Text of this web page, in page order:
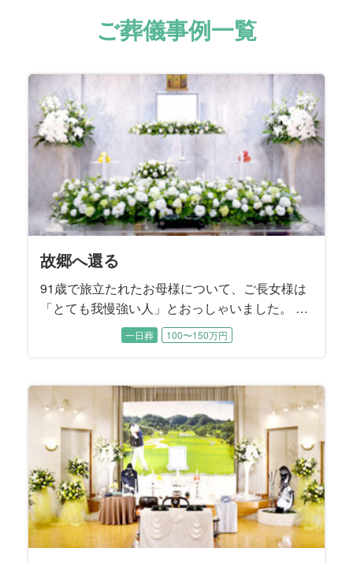
ご葬儀事例一覧
故郷へ還る
91歳で旅立たれたお母様について、ご長女様は
「とても我慢強い人」とおっしゃいました。 夫
のため、子供のために労をいとわず家庭を守
り、自分のことに時間を使っているのを見たこ
想い入れが深かったという故人様へ、お式では
故郷の趣きをお届けしたいと考えました。
一日葬 100〜150万円
天国からのエール
93歳の晩年まで元気にお過ごしだった故人様。 ご逝
去される2日前にお子様方がお見舞いに行かれて、そ
れを待ってからお旅立ちになりました。 故人様のご
自宅で行われたお打ち合わせには、ご長男様、ご次
どのようにお見送りするかご兄弟で話し合われまし
た。
一日葬 100〜150万円
我が家の太陽
94歳で旅立たれた故人様。奇しくも15年前に他界さ
れたご主人様のお誕生日でした。 とにかく明るいご
性格だったという故人様は、ご家族にとって太陽の
ような存在。 ご家庭でもご近所でも故人様を慕って
面倒見の良さは変わることなく、故人様のまわりは
いつも笑顔と笑い声に満ちていたそうです。
一日葬 100〜150万円
家族の想いを一つに
お酒をこよなく愛した故人様。 大好物のお寿司をつ
まみながら、ハイボールで晩酌されるのが楽しみで
した。 そのお酒を入院中は一切口にできなかった故
人様のために、ご家族は最後に好きなお酒をいっぱ
様とお孫様たちご家族が想いを一つにして、お父様
と別杯を酌み交わします。
一日葬 50〜100万円
頑張ったね
誕生日を迎える直前に若くして急逝された故人様。
穏やかな優しい性格は誰からも愛されていました。
喪主を務めるお母様は、今年4月にご主人様を亡くさ
れたばかり。 長年一緒に暮らしてきた大切なご家族
です。
一日葬 150〜200万円
我が家のホームグラウンド
7年間の闘病の末に75歳で旅立たれた故人様。ご入院
する以前は草野球チームや会社のＯＢ会などに積極
的にご参加されて、仲間の皆さんとの交流を楽しま
れていたそうです。 ご趣味は野球。 ご自分がプレー
ったいうことです。 3人のお子様たちが小さかった
頃、故人様とキャッチボールした思い出をお話くだ
さいました。
一日葬 100〜150万円
旅の数だけある想い
大手百貨店のお仕事を長年勤め上げられた故人様。
お嬢様たちが独立された後は、奥様とご一緒に数え
切れないほどご旅行されたそうです。 写真がご趣味
だった故人様。 旅先ではご夫婦の思い出のポートレ
てご鑑賞されていました。
家族葬 200万円以上〜
笑顔を再び
84歳で旅立たれた故人様は大正琴の師範。 流行歌か
ら邦楽まで多彩な楽曲を演奏して楽しまれていたそ
うです。 3年前にご主人様のお別れをお手伝いさせて
いただいたご縁でご依頼をいただきました。 施主を
で、母はいくつになっても父のことを“ちゃん付け”で
呼んでいました」と教えて下さいました。
家族葬 150〜200万円
私らしさ
若い頃から都会的で社交性にあふれていた故人様。
ご主人様とは銀座の社交ダンスホールで出逢いご結
婚されました。 お元気だった頃はお洒落をしてご長
女様と一緒に都内のホテルを巡り、ランチやティー
一日葬 100〜150万円
泣き笑いのファンファーレ
ご近所で有名なカミナリ親父として知られていた故
人様。短気であっても曲がったことや弱い者いじめ
が大嫌いな実直なご性格でした。 大の競馬ファンで
あった故人様は、レース予想が的中したときは家族
れていたそうです。
一般葬 200万円以上〜
兄弟の絆
故人様は3人兄弟のご次男、57歳という若さで旅立た
れました。 お式の打ち合わせには喪主を務めるご長
男様と三男様もご同席いただきました。 ご兄弟の絆
はとても強く、コロナ過で病院の面会できなかった
を伺いました。
一日葬 100〜150万円
貴女のために
88歳で旅立たれた故人様。 ご長女様の障害をきっか
けに、障害のある方たちの居場所をつくるために人
生の大半を費やし、ご自身のことを顧みることはな
かったそうです。 だからこそご家族は、一人でも多
ことのできる、ゆっくりとしたお別れの時間をご希
望になりました。
一般葬 200万円以上〜
グレートマザー
書家として数々の作品を発表し、国内はもとより広
く海外でも感動的な書道パフォーマンスを披露され
てきた故人様。 その功績は日本で活躍する美術家を
収録した『美術家名鑑』にも掲載されました。 喪主
道とつくものを鍛錬してきた努力家でした」とお話
くださいました。
一日葬 100〜150万円
サクセスストーリー
ご主人様と夫婦二人三脚で貴金属アクセサリーの装
飾業を50年間に渡って営んでこられた故人様。ご夫
婦仲がとても良くて、職場でも家庭でも四六時中ご
一緒に過ごされたそうです。 その最愛のご主人様は
調を深慮して、ご主人様がお亡くなりになったこと
を最期までお伝えしなかったそうです。 ご長男様
は、「天国で父と再会したら、きっと母は驚くでし
ょうね」と仰いました。
一日葬 150〜200万円
深い情で繋がっている
91歳で旅立たれた故人様は、京都生まれの京都育ち
という生粋の京女。 古き良き文化を守ってきた京都
のお寿司屋さんに嫁ぎ、女将として京都一筋で生き
てこられたそうです。 仕事に熱心でしっかり者だっ
た母をしっかり送ってあげたい」とご長女様はおっ
しゃいました。
家族葬 200万円以上〜
不器用な愛
82歳で旅立たれた故人様は終活ノートを遺されてい
ました。 ご葬儀のお打ち合わせは、喪主を務める奥
様と『むすびすクラブ』にご入会いただいているご
長女様が終活ノートのご遺志に沿ったかたちで進め
トには、ご家族も知らなかった故人様の想いやこだ
わりが記載されていました。
一日葬 50〜100万円
大いなる生涯
百寿を超える102歳という長く尊い生涯に幕を閉じら
れた故人様。 喪主を務めるご長男様をはじめとする
三人のお子様たちは、激動の時代を生き抜いてこら
れたお母様を、お身内のみで穏やかに送り出してあ
一日葬 150〜200万円
おはようの景色
毎朝、ご自宅のベランダから荒川の風景を眺めるの
がお好きだったという奥様。喪主を務めるご主人様
も奥様と一緒に四季折々の草花を眺めていらしたそ
うです。 お子様のいないご夫婦にとって植物は子供
育てるが難しい植物であっても、丹精込めて世話す
ることで美しい花を咲かせました。
一日葬 100〜150万円
もう一度あの時へ
故人様のご趣味はバレーボール。地元のママさんバ
レーボールクラブに所属し、20年近くバレーボール
に打ち込んでいらっしゃいました。 練習や試合を通
じて世代を超えたご友人も多く、お元気だった頃に
たそうです。
一日葬 150〜200万円
夜明けの花
故人様は10年間の闘病の末に66歳で旅立たれまし
た。 多趣味で活動的、好奇心旺盛な故人様は、病臥
する以前は梨づくりも手がけられていたそうです。
ご長男様は、「搬送で病院を出発した朝方、綺麗な
るい世界に父は往くのだと思いました」とおっしゃ
いました。
一日葬 150〜200万円
魂に刻む母の姿
この度お手伝いさせていただいたのは、大正、昭
和、平成、令和の時代を体験して99歳でお旅立にな
った故人様です。 一世紀近くをご家族のために懸命
に生き抜いてこられた御曾祖母様を送るために、お
一日葬 100〜150万円
故郷団欒
転勤の多いお仕事をされていた故人様。 それでも単
身赴任という形は決してとらず、常に家族一緒とい
うスタイルをつらぬかれたそうです。 ご趣味の釣り
でよく出かけられたスポットは、故人様の故郷でも
ックに家族の時間を過ごしていただくご葬儀を提案
させていただきました。
家族葬 100〜150万円
「Last Stage」から愛を込めて
ミュージシャンとして国内外で活動された故人様。
いくつものバンドに所属して、ロックやJazzなど幅
広いジャンルで抜群のギターテクニックを披露して
きました。 この度はそんな輝く姿をもう一度感じて
一般葬 100〜150万円
思い出よ『涙そうそう』
ほんの1ヵ月前までお元気に過ごされていた故人様。
ご本人もご家族も予期せぬご逝去でした。 経営者と
して人生を謳歌された故人様は、野球、麻雀、スキ
ー、ゴルフ、旅行など若かりし頃から好奇心旺盛で
一日葬 200万円以上〜
My father’s Style
建築士として長年働き続けてきた故人様。 お酒も煙
草もギャンブルも嗜まれなかった故人様のご趣味は
クルマ。 スバル360にはじまり、ブルーバード、ハ
コスカ、ケンメリのスカイライン、フェアレディZ、
を乗り継いでこられたカーマニアでした。
一日葬 100〜150万円
魂の還る場所
ご病気で急逝された故人様。 ご家族様の悲しみはと
ても深いご様子でした。 この度は故人様が魂となっ
た後、還られる場所はどこか。 ご家族様と一緒に考
え、その場所へ向かえるようなご葬儀となるように
家族葬 100〜150万円
愛と華
社交的で明るいお人柄で誰からも愛された故人様。
趣味は社交ダンス、足を悪くされてから始めた水泳
もみるみる上達されたそうです。 晩年、よくお聴き
になっていた音楽は演歌……ではなく、ソウル界の
ク・サウンドでした。
一日葬 50〜100万円
花と旅、母と妻
故人様のご趣味は旅行と草花。ご夫婦で日本全国を
めぐり、中でも京都には何度も訪れて四季折々の景
色を楽しまれたそうです。 自宅のお庭の手入れを欠
かさず、ご長男様からプレゼントされたクレマチス
家族葬 100〜150万円
最愛のご主人のもとへ
90歳で旅立たれた故人様。 8年前にご主人様のお別
れをお手伝いさせていただいたご縁で、この度もむ
すびすにご依頼をいただきました。 お母様とお父様
はお子様方から見ても仲の良いご夫婦だったそうで
ご姉弟様はそう望まれました。
家族葬 50〜100万円
旅立ちにカトレアを添えて
ご自宅でのガーデニングがご趣味だった故人様。 シ
ンプルながらも思いの詰まったご葬儀になるようお
手伝いさせていただきました。
一日葬 50〜100万円
帰郷
78歳で旅立たれた故人様の生まれ故郷は北海道美瑛
町。大雪山連峰をのぞむ雄大で緑豊かな地として知
られる美瑛町は、多くの日本映画のロケ地にもなっ
ています。 お母様を亡くされたご姉妹は、「もう一
っしゃいました。
一日葬 100〜150万円
母の生き方は変わらずに
お母様は快活で美意識の高い方でした。 入院中もし
っかりメイクされて、すっぴんを見せることはほぼ
無かったそうです。 ご葬儀の打ち合わせから当日の
運営、ご葬儀後の諸手続きは三人のお嬢様が話し合
一日葬 50〜100万円
わが生涯に悔いなし
故人様は奥様とご結婚された当時から、「会社を55
歳で辞めて後の人生は楽しく暮らす」とおっしゃっ
ていたそうです。 その言葉どおり大手精密機器メー
カーを55歳で早期退職されてから82歳でご逝去され
たって交流し、楽しく充実した日々を過ごされまし
た。
一日葬 50〜100万円
一に気遣い 二に気遣い
晩年、人生のほとんどを過ごされた関西を離れ、東
京のご長女様のご家族と一緒にお暮しになられた故
人様。 祭壇を飾るメモリアルスクリーンには、しっ
かりと送り出してあげたいというご家族様の想いを
お写真を中心に、お人柄の偲ばれるスナップを散り
ばめました。
一日葬 50〜100万円
楽しんだ時間は限りなく
施設でご逝去された故人様。 ご家族とは最近、コロ
ナ禍でお会いできていませんでしたが、ご家族との
お時間を一番に大切に過ごされてきた方でした。 こ
の度はご家族で楽しまれたお時間を振り返るご葬儀
一日葬 100〜150万円
見つめる先にある想い
むすびすでご両親のご葬儀をお手伝いさせていただ
いたご縁のある故人様。 あまりにも突然のご逝去で
した。 喪主は一人息子のご長男様、施主は奥様が務
められました。また、故人様のお姉様もリモートで
ーをして下さいました。
一般葬 150〜200万円
I will tell you what
最愛の奥様を亡くされたご主人様の悲しみは深く、
お打ち合わせの席でもご葬儀と向き合うことが本当
におつらいご様子でした。 そんなご主人様から奥様
への強い想いが垣間見えたのは、「家族だけの葬儀
家族葬 100〜150万円
絆のカタチ
ご逝去の前日に70歳のお誕生日を迎えられた故人
様。の宝物はご家族でした。 総合流通グループにお
勤めでいらした喪主様は転勤も多く、故人様はご家
族そろって全国をめぐりました。 ３人のお孫様にも
ご家族が一番の宝物でした。
一日葬 100〜150万円
桜の季節に
大好きな桜の開花を前に83歳で旅立たれた故人様。
そのことで逆に「桜の時期を迎えるたび、きっと母
のことを思い出すでしょう」とお二人の娘様はおっ
しゃいました。桜の季節を迎えるたびに、大好きな
した。
一日葬 100〜150万円